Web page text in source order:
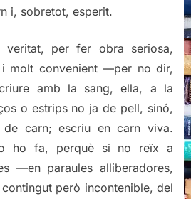
i, sobretot, esperit.
veritat, per fer obra seriosa,
molt convenient —per no dir,
amb la sang, ella, a la
o estrips no ja de pell, sinó,
de carn; escriu en carn viva.
ho fa, perquè si no reïx a
—en paraules alliberadores,
però incontenible, del